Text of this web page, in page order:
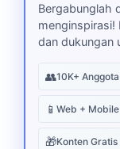
Bergabunglah
menginspirasi!
dan dukungan
👥10K+ Anggota
📱 Web + Mobile
🎁Konten Gratis